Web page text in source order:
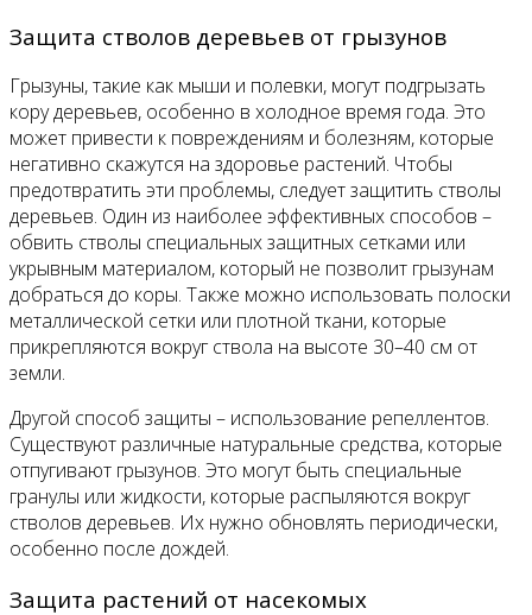
Защита стволов деревьев от грызунов
Грызуны, такие как мыши и полевки, могут подгрызать
кору деревьев, особенно в холодное время года. Это
может привести к повреждениям и болезням, которые
негативно скажутся на здоровье растений. Чтобы
предотвратить эти проблемы, следует защитить стволы
деревьев. Один из наиболее эффективных способов –
обвить стволы специальных защитных сетками или
укрывным материалом, который не позволит грызунам
добраться до коры. Также можно использовать полоски
металлической сетки или плотной ткани, которые
прикрепляются вокруг ствола на высоте 30–40 см от
земли.
Другой способ защиты – использование репеллентов.
Существуют различные натуральные средства, которые
отпугивают грызунов. Это могут быть специальные
гранулы или жидкости, которые распыляются вокруг
стволов деревьев. Их нужно обновлять периодически,
особенно после дождей.
Защита растений от насекомых